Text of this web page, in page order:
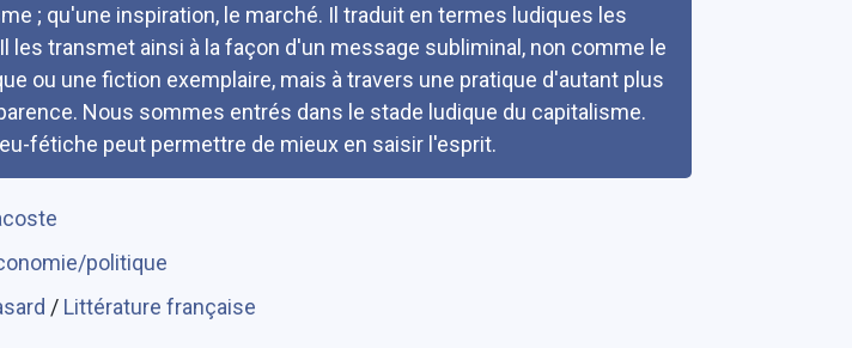
; qu'une inspiration, le marché. Il traduit en termes ludiques les
les transmet ainsi à la façon d'un message subliminal, non comme le
ou une fiction exemplaire, mais à travers une pratique d'autant plus
Nous sommes entrés dans le stade ludique du capitalisme.
fétiche peut permettre de mieux en saisir l'esprit.
politique
/ Littérature française